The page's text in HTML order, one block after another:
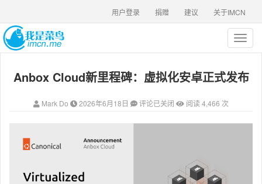
关于IMCN
建议
捐赠
用户登录
T
o
g
a
Anbox Cloud新里程碑：虚拟化安卓正式发布
Mark Do 2026年6月18日 评论已关闭 阅读 4,466 次